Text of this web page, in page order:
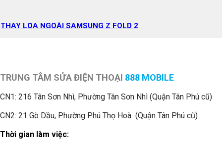
THAY LOA NGOÀI SAMSUNG Z FOLD 2
TRUNG TÂM SỬA ĐIỆN THOẠI 888 MOBILE
CN1: 216 Tân Sơn Nhì, Phường Tân Sơn Nhì (Quận Tân Phú cũ)
CN2: 21 Gò Dầu, Phường Phú Thọ Hoà (Quận Tân Phú cũ)
Thời gian làm việc: